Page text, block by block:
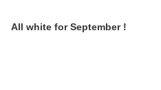
All white for September !